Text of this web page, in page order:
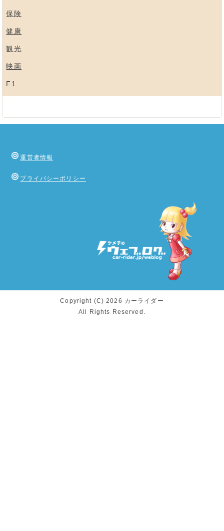
保険
健康
観光
映画
F1
運営者情報
プライバシーポリシー
Copyright (C) 2026 カーライダー
All Rights Reserved.